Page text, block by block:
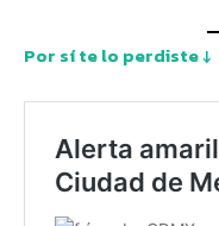
Por sí te lo perdiste ↓